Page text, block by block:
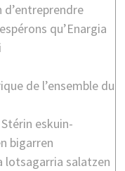
qu’Enargia
de l’ensemble du
eskuin-
bigarren
lotsagarria salatzen